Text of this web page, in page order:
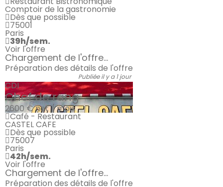
Comptoir de la gastronomie
Dès que possible
75001
Paris
39h/sem.
Voir l'offre
Chargement de l'offre...
Préparation des détails de l'offre
Publiée il y a 1 jour
CDI
Chef de rang
2600 €net / mois
Café - Restaurant
CASTEL CAFE
Dès que possible
75007
Paris
42h/sem.
Voir l'offre
Chargement de l'offre...
Préparation des détails de l'offre